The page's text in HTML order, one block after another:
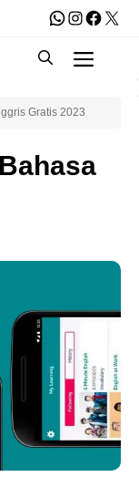
WhatsApp
X
Gratis 2023